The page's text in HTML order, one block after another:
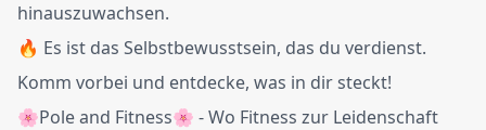
hinauszuwachsen.
🔥 Es ist das Selbstbewusstsein, das du verdienst.
Komm vorbei und entdecke, was in dir steckt!
🌸Pole and Fitness🌸 - Wo Fitness zur Leidenschaft